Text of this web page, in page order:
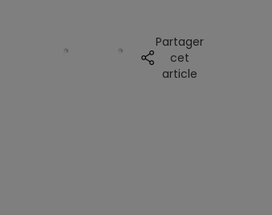
Partager
cet
article